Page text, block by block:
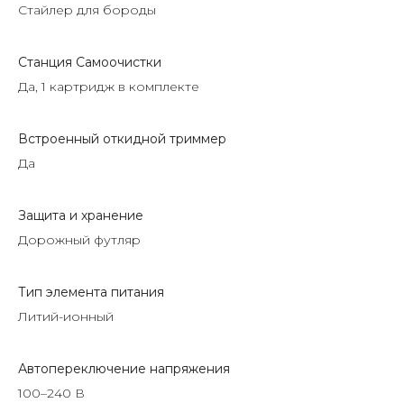
Стайлер для бороды
Станция Самоочистки
Да, 1 картридж в комплекте
Встроенный откидной триммер
Да
Защита и хранение
Дорожный футляр
Тип элемента питания
Литий-ионный
Автопереключение напряжения
100–240 В